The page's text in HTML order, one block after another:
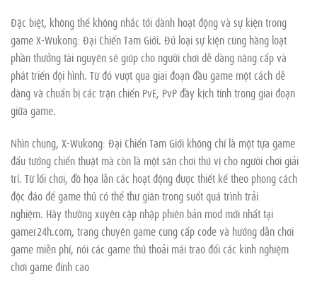
Đặc biệt, không thể không nhắc tới dành hoạt động và sự kiện trong
game X-Wukong: Đại Chiến Tam Giới. Đủ loại sự kiện cùng hàng loạt
phần thưởng tài nguyên sẽ giúp cho người chơi dễ dàng nâng cấp và
phát triển đội hình. Từ đó vượt qua giai đoạn đầu game một cách dễ
dàng và chuẩn bị các trận chiến PvE, PvP đầy kịch tính trong giai đoạn
giữa game.
Nhìn chung, X-Wukong: Đại Chiến Tam Giới không chỉ là một tựa game
đấu tướng chiến thuật mà còn là một sân chơi thú vị cho người chơi giải
trí. Từ lối chơi, đồ họa lẫn các hoạt động được thiết kế theo phong cách
độc đáo để game thủ có thể thư giãn trong suốt quá trình trải
nghiệm. Hãy thường xuyên cập nhập phiên bản mod mới nhất tại
gamer24h.com, trang chuyên game cung cấp code và hướng dẫn chơi
game miễn phí, nói các game thủ thoải mái trao đổi các kinh nghiệm
chơi game đỉnh cao